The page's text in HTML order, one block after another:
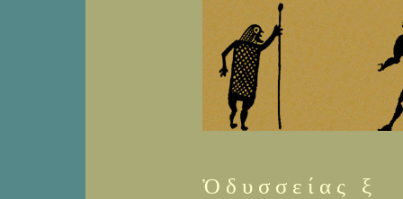
Ὀ δ υ σ σ ε ί α ς ξ